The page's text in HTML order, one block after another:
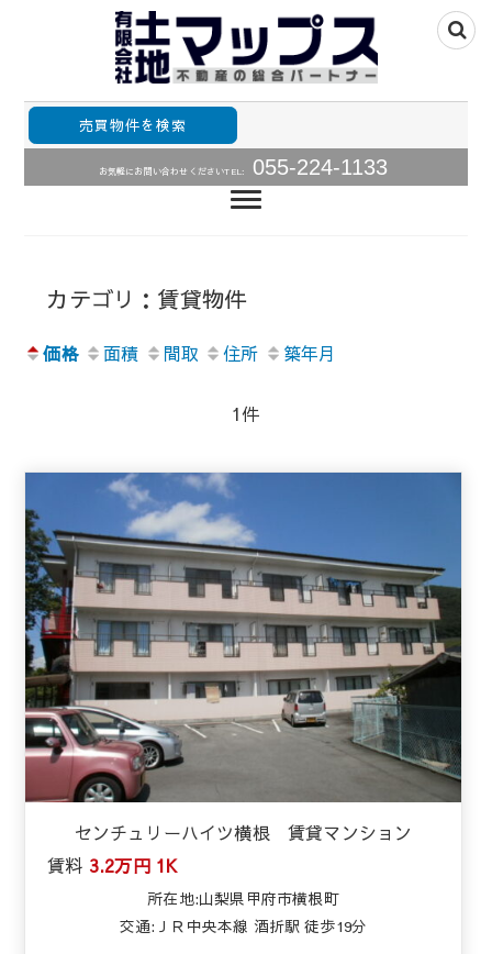
山梨不動産の総合パ
ートナー・土地・中
古住宅・中古マンシ
山梨県甲府市山梨全域の不動産情報住宅用土地、中古住
宅･中古マンションの販売
売買物件を検索
お気軽にお問い合わせくださいTEL: 055-224-1133
カテゴリ：賃貸物件
価格 面積 間取 住所 築年月
1件
センチュリーハイツ横根 賃貸マンション
賃料 3.2万円 1K
所在地:山梨県甲府市横根町
交通:ＪＲ中央本線 酒折駅 徒歩19分